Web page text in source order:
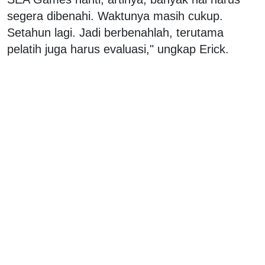
segera dibenahi. Waktunya masih cukup.
Setahun lagi. Jadi berbenahlah, terutama
pelatih juga harus evaluasi," ungkap Erick.